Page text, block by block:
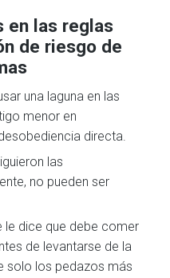
en las reglas
de riesgo de
una laguna en las
menor en
directa.
las
no pueden ser
le dice que debe comer
de levantarse de la
solo los pedazos más